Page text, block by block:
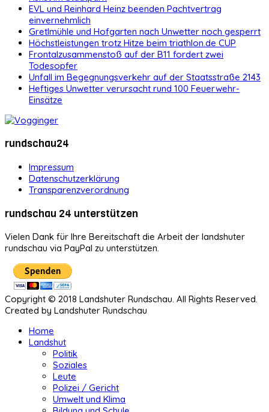
EVL und Reinhard Heinz beenden Pachtvertrag
einvernehmlich
Gretlmühle und Hofgarten nach Unwetter noch gesperrt
Höchstleistungen trotz Hitze beim triathlon.de CUP
Frontalzusammenstoß auf der B11 fordert zwei
Todesopfer
Unfall im Begegnungsverkehr auf der Staatsstraße 2143
Heftiges Unwetter verursacht rund 100 Feuerwehr-
Einsätze
rundschau24
Impressum
Datenschutzerklärung
Transparenzverordnung
rundschau 24 unterstützen
Vielen Dank für Ihre Bereitschaft die Arbeit der landshuter
rundschau via PayPal zu unterstützen.
Copyright © 2018 Landshuter Rundschau. All Rights Reserved.
Created by Landshuter Rundschau
Home
Landshut
Politik
Soziales
Leute
Polizei / Gericht
Umwelt und Klima